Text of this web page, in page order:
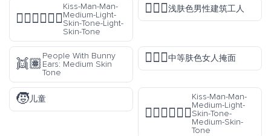
👨🏼‍❤️‍💋‍👨🏻
Kiss-Man-Man-
Medium-Light-
Skin-Tone-Light-
Skin-Tone
👷🏻‍♂️浅肤色男性建筑工人
👯🏽
People With Bunny
Ears: Medium Skin
Tone
🤦🏽‍♀️中等肤色女人掩面
🧒儿童
👨🏼‍❤️‍💋‍👨🏽
Kiss-Man-Man-
Medium-Light-
Skin-Tone-
Medium-Skin-
Tone